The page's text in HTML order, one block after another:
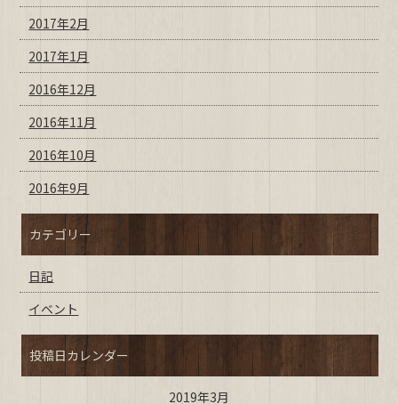
2017年2月
2017年1月
2016年12月
2016年11月
2016年10月
2016年9月
カテゴリー
日記
イベント
投稿日カレンダー
2019年3月